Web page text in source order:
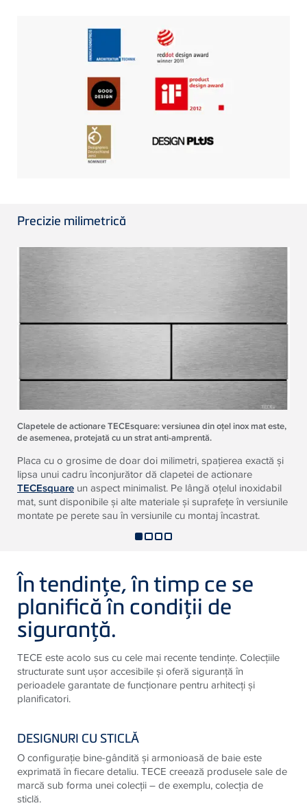
Precizie milimetrică
Clapetele de actionare TECEsquare: versiunea din oţel inox mat este,
de asemenea, protejată cu un strat anti-amprentă.
Placa cu o grosime de doar doi milimetri, spaţierea exactă şi
lipsa unui cadru înconjurător dă clapetei de actionare
TECEsquare un aspect minimalist. Pe lângă oţelul inoxidabil
mat, sunt disponibile şi alte materiale şi suprafeţe în versiunile
montate pe perete sau în versiunile cu montaj încastrat.
În tendinţe, în timp ce se
planifică în condiţii de
siguranţă.
TECE este acolo sus cu cele mai recente tendinţe. Colecţiile
structurate sunt uşor accesibile şi oferă siguranţă în
perioadele garantate de funcţionare pentru arhitecţi şi
planificatori.
DESIGNURI CU STICLĂ
O configuraţie bine-gândită şi armonioasă de baie este
exprimată în fiecare detaliu. TECE creează produsele sale de
marcă sub forma unei colecţii – de exemplu, colecţia de
sticlă.